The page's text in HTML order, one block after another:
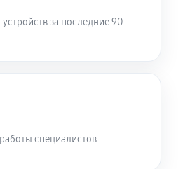
за последние 90
специалистов